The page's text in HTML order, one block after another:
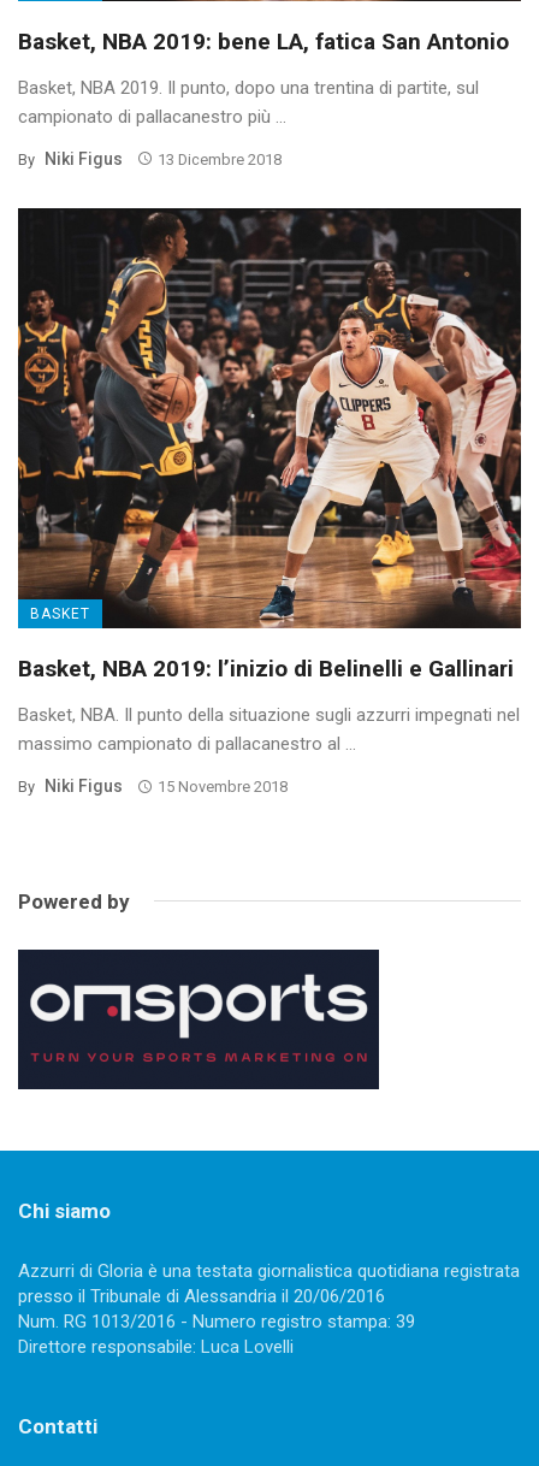
Basket, NBA 2019: bene LA, fatica San Antonio
Basket, NBA 2019. Il punto, dopo una trentina di partite, sul
campionato di pallacanestro più ...
By Niki Figus 13 Dicembre 2018
BASKET
Basket, NBA 2019: l’inizio di Belinelli e Gallinari
Basket, NBA. Il punto della situazione sugli azzurri impegnati nel
massimo campionato di pallacanestro al ...
By Niki Figus 15 Novembre 2018
Powered by
Chi siamo
Azzurri di Gloria è una testata giornalistica quotidiana registrata
presso il Tribunale di Alessandria il 20/06/2016
Num. RG 1013/2016 - Numero registro stampa: 39
Direttore responsabile: Luca Lovelli
Contatti